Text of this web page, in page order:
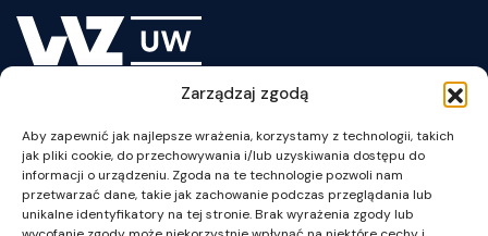
Zarządzaj zgodą
Aby zapewnić jak najlepsze wrażenia, korzystamy z technologii, takich
jak pliki cookie, do przechowywania i/lub uzyskiwania dostępu do
informacji o urządzeniu. Zgoda na te technologie pozwoli nam
przetwarzać dane, takie jak zachowanie podczas przeglądania lub
unikalne identyfikatory na tej stronie. Brak wyrażenia zgody lub